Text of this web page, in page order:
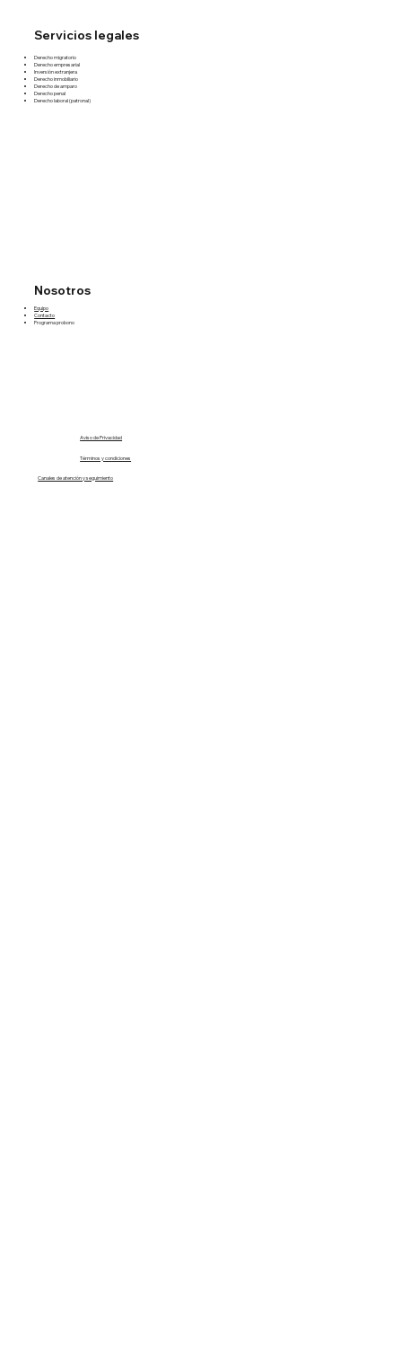
Servicios legales
Derecho migratorio
Derecho empresarial
Inversión extranjera
Derecho inmobiliario
Derecho de amparo
Derecho penal
Derecho laboral (patronal)
Nosotros
Equipo
Contacto
Programa probono
Aviso de Privacidad
Términos y condiciones
Canales de atención y seguimiento